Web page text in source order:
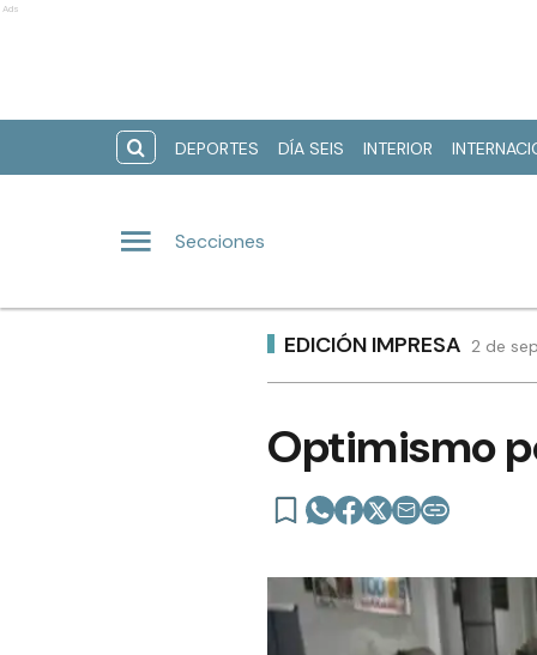
Ads
DEPORTES DÍA SEIS INTERIOR
Secciones
EDICIÓN IMPRESA 2 de
Optimismo